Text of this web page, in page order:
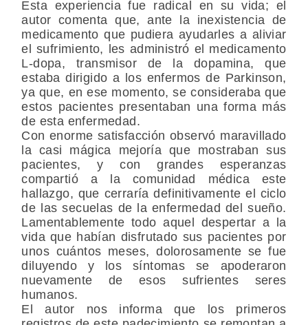
Esta experiencia fue radical en su vida; el
autor comenta que, ante la inexistencia de
medicamento que pudiera ayudarles a aliviar
el sufrimiento, les administró el medicamento
L-dopa, transmisor de la dopamina, que
estaba dirigido a los enfermos de Parkinson,
ya que, en ese momento, se consideraba que
estos pacientes presentaban una forma más
de esta enfermedad.
Con enorme satisfacción observó maravillado
la casi mágica mejoría que mostraban sus
pacientes, y con grandes esperanzas
compartió a la comunidad médica este
hallazgo, que cerraría definitivamente el ciclo
de las secuelas de la enfermedad del sueño.
Lamentablemente todo aquel despertar a la
vida que habían disfrutado sus pacientes por
unos cuántos meses, dolorosamente se fue
diluyendo y los síntomas se apoderaron
nuevamente de esos sufrientes seres
humanos.
El autor nos informa que los primeros